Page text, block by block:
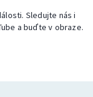
Sledujte nás i
a buďte v obraze.